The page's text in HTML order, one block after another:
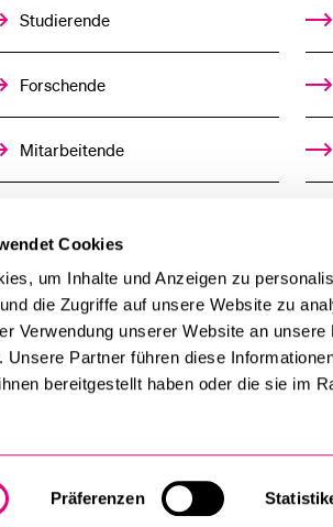
Cookies
um Inhalte und Anzeigen zu
die Zugriffe auf unsere Website zu
Verwendung unserer Website an
Unsere Partner führen diese
bereitgestellt haben oder die sie im
Präferenzen
Studierende
Forschende
Mitarbeitende
Stellensuchende
Förderer